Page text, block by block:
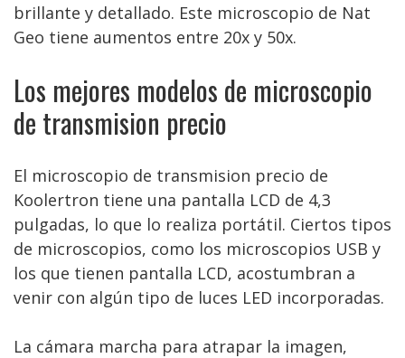
brillante y detallado. Este microscopio de Nat
Geo tiene aumentos entre 20x y 50x.
Los mejores modelos de microscopio
de transmision precio
El microscopio de transmision precio de
Koolertron tiene una pantalla LCD de 4,3
pulgadas, lo que lo realiza portátil. Ciertos tipos
de microscopios, como los microscopios USB y
los que tienen pantalla LCD, acostumbran a
venir con algún tipo de luces LED incorporadas.
La cámara marcha para atrapar la imagen,